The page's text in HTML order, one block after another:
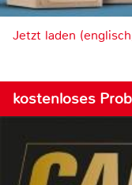
Jetzt laden
kostenloses